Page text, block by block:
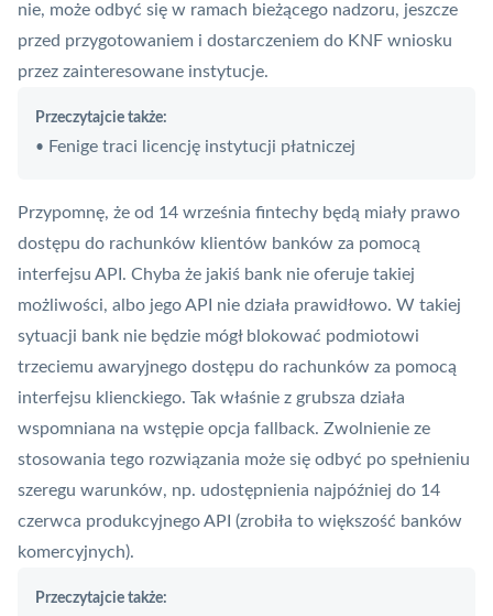
nie, może odbyć się w ramach bieżącego nadzoru, jeszcze
przed przygotowaniem i dostarczeniem do KNF wniosku
przez zainteresowane instytucje.
Przeczytajcie także:
• Fenige traci licencję instytucji płatniczej
Przypomnę, że od 14 września fintechy będą miały prawo
dostępu do rachunków klientów banków za pomocą
interfejsu API . Chyba że jakiś bank nie oferuje takiej
możliwości, albo jego API nie działa prawidłowo. W takiej
sytuacji bank nie będzie mógł blokować podmiotowi
trzeciemu awaryjnego dostępu do rachunków za pomocą
interfejsu klienckiego. Tak właśnie z grubsza działa
wspomniana na wstępie opcja fallback. Zwolnienie ze
stosowania tego rozwiązania może się odbyć po spełnieniu
szeregu warunków, np. udostępnienia najpóźniej do 14
czerwca produkcyjnego API (zrobiła to większość banków
komercyjnych).
Przeczytajcie także: